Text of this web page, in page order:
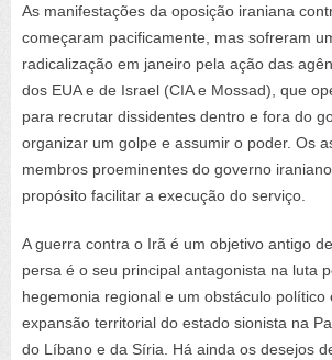
As manifestações da oposição iraniana
começaram pacificamente, mas sofreram
radicalização em janeiro pela ação das
dos EUA e de Israel (CIA e Mossad), que
para recrutar dissidentes dentro e fora do
organizar um golpe e assumir o poder. Os
membros proeminentes do governo
propósito facilitar a execução do serviço.
A guerra contra o Irã é um objetivo antigo
persa é o seu principal antagonista na luta
hegemonia regional e um obstáculo político
expansão territorial do estado sionista na
do Líbano e da Síria. Há ainda os desejos